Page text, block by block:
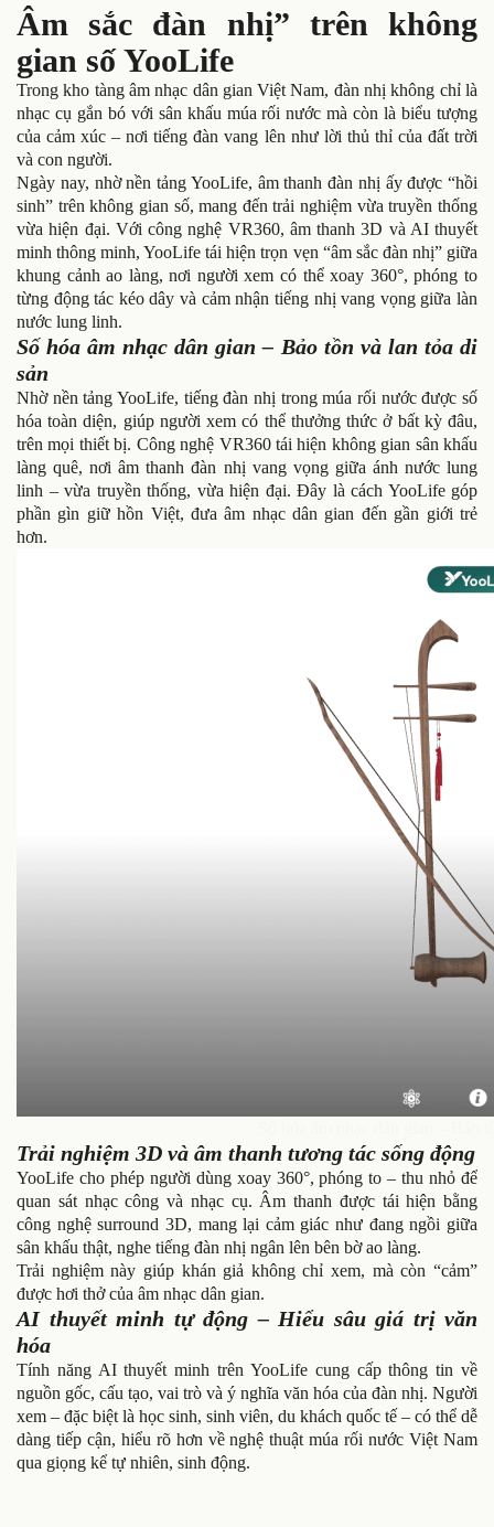
Âm sắc đàn nhị” trên không
gian số YooLife
Trong kho tàng âm nhạc dân gian Việt Nam, đàn nhị không chỉ là
nhạc cụ gắn bó với sân khấu múa rối nước mà còn là biểu tượng
của cảm xúc – nơi tiếng đàn vang lên như lời thủ thỉ của đất trời
và con người.
Ngày nay, nhờ nền tảng YooLife, âm thanh đàn nhị ấy được “hồi
sinh” trên không gian số, mang đến trải nghiệm vừa truyền thống
vừa hiện đại. Với công nghệ VR360, âm thanh 3D và AI thuyết
minh thông minh, YooLife tái hiện trọn vẹn “âm sắc đàn nhị” giữa
khung cảnh ao làng, nơi người xem có thể xoay 360°, phóng to
từng động tác kéo dây và cảm nhận tiếng nhị vang vọng giữa làn
nước lung linh.
Số hóa âm nhạc dân gian – Bảo tồn và lan tỏa di
sản
Nhờ nền tảng YooLife, tiếng đàn nhị trong múa rối nước được số
hóa toàn diện, giúp người xem có thể thưởng thức ở bất kỳ đâu,
trên mọi thiết bị. Công nghệ VR360 tái hiện không gian sân khấu
làng quê, nơi âm thanh đàn nhị vang vọng giữa ánh nước lung
linh – vừa truyền thống, vừa hiện đại. Đây là cách YooLife góp
phần gìn giữ hồn Việt, đưa âm nhạc dân gian đến gần giới trẻ
hơn.
Trải nghiệm 3D và âm thanh tương tác sống động
YooLife cho phép người dùng xoay 360°, phóng to – thu nhỏ để
quan sát nhạc công và nhạc cụ. Âm thanh được tái hiện bằng
công nghệ surround 3D, mang lại cảm giác như đang ngồi giữa
sân khấu thật, nghe tiếng đàn nhị ngân lên bên bờ ao làng.
Trải nghiệm này giúp khán giả không chỉ xem, mà còn “cảm”
được hơi thở của âm nhạc dân gian.
AI thuyết minh tự động – Hiểu sâu giá trị văn
hóa
Tính năng AI thuyết minh trên YooLife cung cấp thông tin về
nguồn gốc, cấu tạo, vai trò và ý nghĩa văn hóa của đàn nhị. Người
xem – đặc biệt là học sinh, sinh viên, du khách quốc tế – có thể dễ
dàng tiếp cận, hiểu rõ hơn về nghệ thuật múa rối nước Việt Nam
qua giọng kể tự nhiên, sinh động.